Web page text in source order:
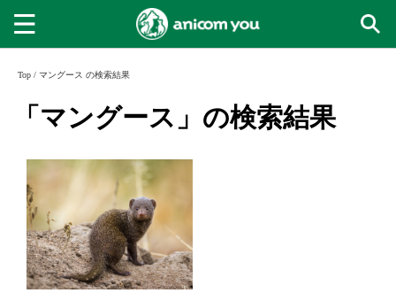
Top / マングース の検索結果
「マングース」の検索結果